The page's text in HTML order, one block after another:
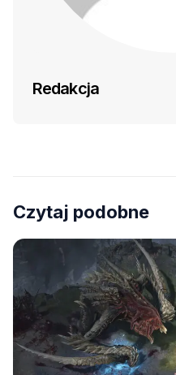
Redakcja
Czytaj podobne